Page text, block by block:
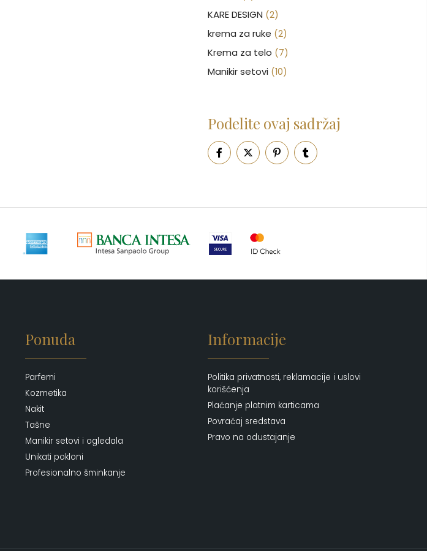
KARE DESIGN (2)
krema za ruke (2)
Krema za telo (7)
Manikir setovi (10)
Nega lica (88)
Nega tela (93)
Neseseri (15)
Ogledalo (6)
Pepe Jeans Ranac
Putni program (47)
Tašne (67)
Uncategorized
Podelite ovaj sadržaj
Ponuda
Parfemi
Kozmetika
Nakit
Tašne
Manikir setovi i ogledala
Unikati pokloni
Profesionalno šminkanje
Informacije
Politika privatnosti, reklamacije i uslovi
korišćenja
Plaćanje platnim karticama
Povraćaj sredstava
Pravo na odustajanje